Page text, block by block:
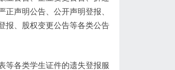
声明公告、公开声明登报、
报、股权变更公告等各类公告
等各类学生证件的遗失登报服